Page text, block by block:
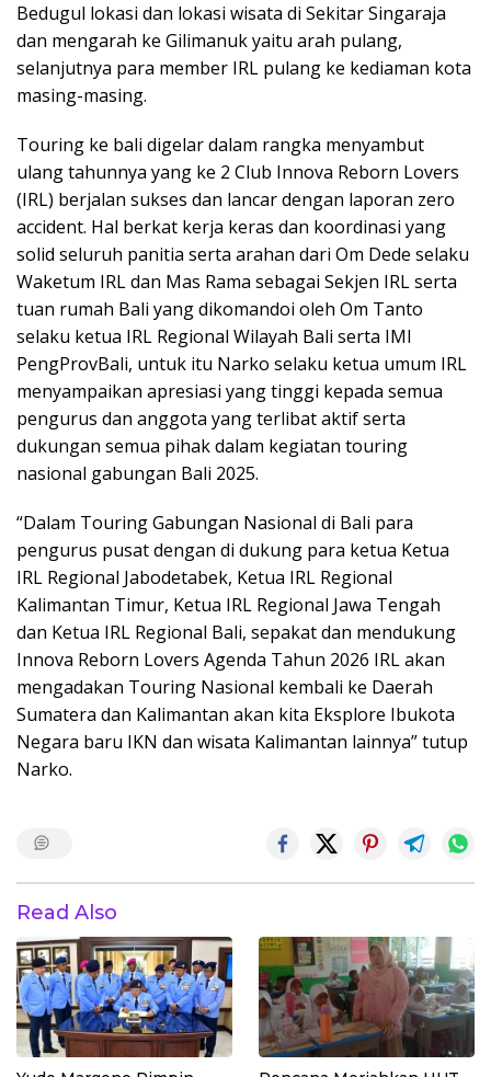
Bedugul lokasi dan lokasi wisata di Sekitar Singaraja
dan mengarah ke Gilimanuk yaitu arah pulang,
selanjutnya para member IRL pulang ke kediaman kota
masing-masing.
Touring ke bali digelar dalam rangka menyambut
ulang tahunnya yang ke 2 Club Innova Reborn Lovers
(IRL) berjalan sukses dan lancar dengan laporan zero
accident. Hal berkat kerja keras dan koordinasi yang
solid seluruh panitia serta arahan dari Om Dede selaku
Waketum IRL dan Mas Rama sebagai Sekjen IRL serta
tuan rumah Bali yang dikomandoi oleh Om Tanto
selaku ketua IRL Regional Wilayah Bali serta IMI
PengProvBali, untuk itu Narko selaku ketua umum IRL
menyampaikan apresiasi yang tinggi kepada semua
pengurus dan anggota yang terlibat aktif serta
dukungan semua pihak dalam kegiatan touring
nasional gabungan Bali 2025.
“Dalam Touring Gabungan Nasional di Bali para
pengurus pusat dengan di dukung para ketua Ketua
IRL Regional Jabodetabek, Ketua IRL Regional
Kalimantan Timur, Ketua IRL Regional Jawa Tengah
dan Ketua IRL Regional Bali, sepakat dan mendukung
Innova Reborn Lovers Agenda Tahun 2026 IRL akan
mengadakan Touring Nasional kembali ke Daerah
Sumatera dan Kalimantan akan kita Eksplore Ibukota
Negara baru IKN dan wisata Kalimantan lainnya” tutup
Narko.
Read Also